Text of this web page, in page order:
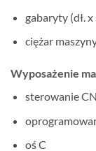
gabaryty (dł.
ciężar
Wyposażenie
sterowanie
oś C